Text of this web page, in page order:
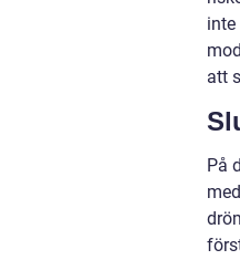
att
På